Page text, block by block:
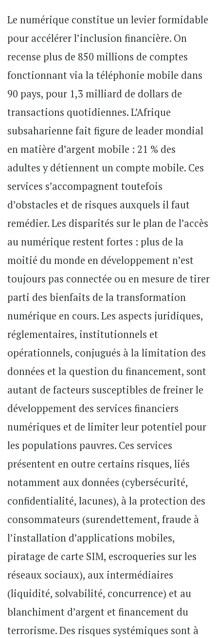
Le numérique constitue un levier formidable
pour accélérer l’inclusion financière. On
recense plus de 850 millions de comptes
fonctionnant via la téléphonie mobile dans
90 pays, pour 1,3 milliard de dollars de
transactions quotidiennes. L’Afrique
subsaharienne fait figure de leader mondial
en matière d’argent mobile : 21 % des
adultes y détiennent un compte mobile. Ces
services s’accompagnent toutefois
d’obstacles et de risques auxquels il faut
remédier. Les disparités sur le plan de l’accès
au numérique restent fortes : plus de la
moitié du monde en développement n’est
toujours pas connectée ou en mesure de tirer
parti des bienfaits de la transformation
numérique en cours. Les aspects juridiques,
réglementaires, institutionnels et
opérationnels, conjugués à la limitation des
données et la question du financement, sont
autant de facteurs susceptibles de freiner le
développement des services financiers
numériques et de limiter leur potentiel pour
les populations pauvres. Ces services
présentent en outre certains risques, liés
notamment aux données (cybersécurité,
confidentialité, lacunes), à la protection des
consommateurs (surendettement, fraude à
l’installation d’applications mobiles,
piratage de carte SIM, escroqueries sur les
réseaux sociaux), aux intermédiaires
(liquidité, solvabilité, concurrence) et au
blanchiment d’argent et financement du
terrorisme. Des risques systémiques sont à